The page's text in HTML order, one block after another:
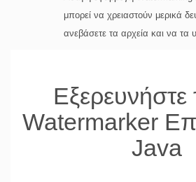
μπορεί να χρειαστούν μερικά
ανεβάσετε τα αρχεία και να τα
Εξερευνήστε
Watermarker
Java